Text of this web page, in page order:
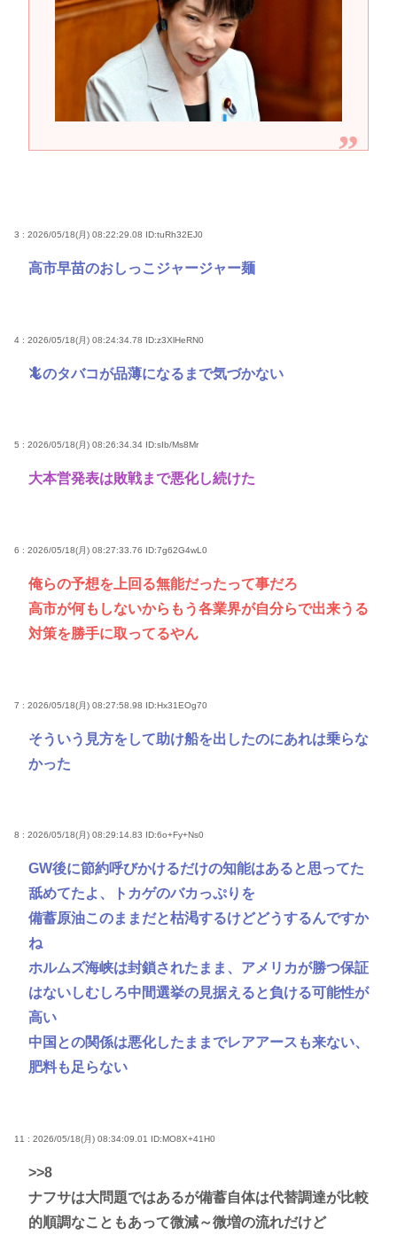
3 : 2026/05/18(月) 08:22:29.08 ID:tuRh32EJ0
高市早苗のおしっこジャージャー麺
4 : 2026/05/18(月) 08:24:34.78 ID:z3XlHeRN0
🦎のタバコが品薄になるまで気づかない
5 : 2026/05/18(月) 08:26:34.34 ID:sIb/Ms8Mr
大本営発表は敗戦まで悪化し続けた
6 : 2026/05/18(月) 08:27:33.76 ID:7g62G4wL0
俺らの予想を上回る無能だったって事だろ
高市が何もしないからもう各業界が自分らで出来うる
対策を勝手に取ってるやん
7 : 2026/05/18(月) 08:27:58.98 ID:Hx31EOg70
そういう見方をして助け船を出したのにあれは乗らな
かった
8 : 2026/05/18(月) 08:29:14.83 ID:6o+Fy+Ns0
GW後に節約呼びかけるだけの知能はあると思ってた
舐めてたよ、トカゲのバカっぷりを
備蓄原油このままだと枯渇するけどどうするんですか
ね
ホルムズ海峡は封鎖されたまま、アメリカが勝つ保証
はないしむしろ中間選挙の見据えると負ける可能性が
高い
中国との関係は悪化したままでレアアースも来ない、
肥料も足らない
11 : 2026/05/18(月) 08:34:09.01 ID:MO8X+41H0
>>8
ナフサは大問題ではあるが備蓄自体は代替調達が比較
的順調なこともあって微減～微増の流れだけど